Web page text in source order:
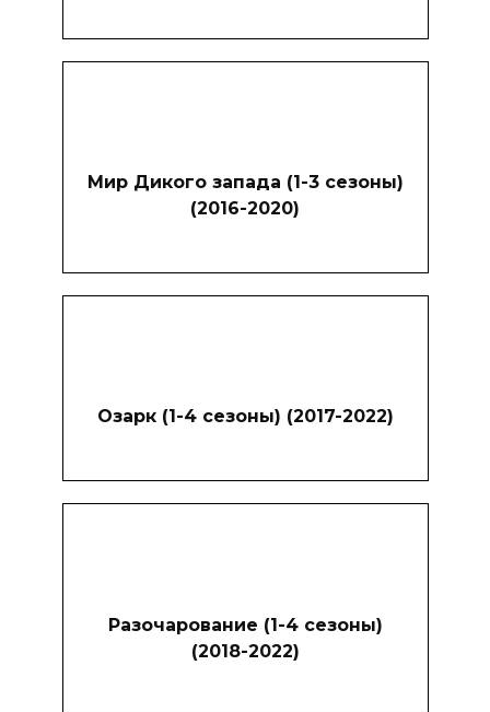
Мир Дикого запада (1-3 сезоны)
(2016-2020)
Озарк (1-4 сезоны) (2017-2022)
Разочарование (1-4 сезоны)
(2018-2022)